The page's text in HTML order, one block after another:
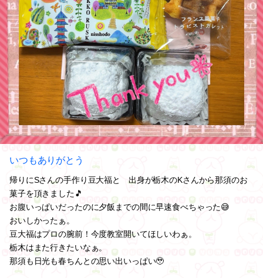
いつもありがとう
帰りにSさんの手作り豆大福と 出身が栃木のKさんから那須のお
菓子を頂きました🎵
お腹いっぱいだったのに夕飯までの間に早速食べちゃった😅
おいしかったぁ。
豆大福はプロの腕前！今度教室開いてほしいわぁ。
栃木はまた行きたいなぁ。
那須も日光も春ちんとの思い出いっぱい🥹